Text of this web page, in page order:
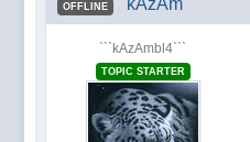
OFFLINE
```kAzAmbl4```
TOPIC STARTER